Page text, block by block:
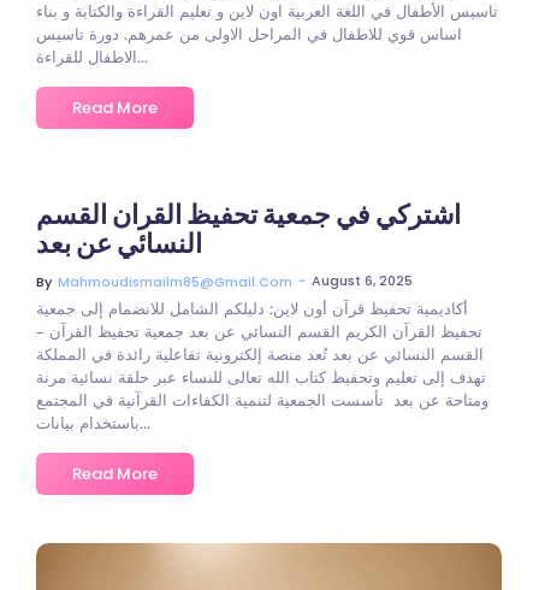
تاسيس الأطفال في اللغة العربية اون لاين و تعليم القراءة والكتابة و بناء
اساس قوي للاطفال في المراحل الاولى من عمرهم. دورة تاسيس
الاطفال للقراءة...
Read More
اشتركي في جمعية تحفيظ القران القسم
By Mahmoudismailm85@gmail.com ~ August 6, 2025
أكاديمية تحفيظ قرآن أون لاين: دليلكم الشامل للانضمام إلى جمعية
تحفيظ القرآن الكريم القسم النسائي عن بعد جمعية تحفيظ القرآن –
القسم النسائي عن بعد تُعد منصة إلكترونية تفاعلية رائدة في المملكة
تهدف إلى تعليم وتحفيظ كتاب الله تعالى للنساء عبر حلقة نسائية مرنة
ومتاحة عن بعد تأسست الجمعية لتنمية الكفاءات القرآنية في المجتمع
باستخدام بيانات...
Read More